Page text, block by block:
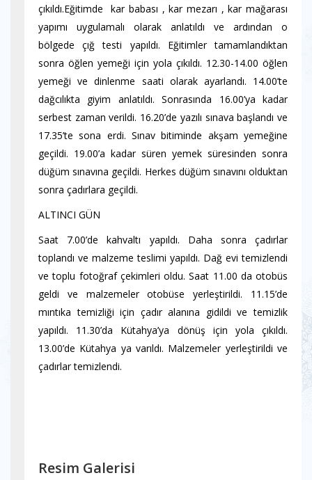
çıkıldı.Eğitimde kar babası , kar mezarı , kar mağarası
yapımı uygulamalı olarak anlatıldı ve ardından o
bölgede çığ testi yapıldı. Eğitimler tamamlandıktan
sonra öğlen yemeği için yola çıkıldı. 12.30-14.00 öğlen
yemeği ve dinlenme saati olarak ayarlandı. 14.00’te
dağcılıkta giyim anlatıldı. Sonrasında 16.00’ya kadar
serbest zaman verildi. 16.20’de yazılı sınava başlandı ve
17.35’te sona erdi. Sınav bitiminde akşam yemeğine
geçildi. 19.00’a kadar süren yemek süresinden sonra
düğüm sınavına geçildi. Herkes düğüm sınavını olduktan
sonra çadırlara geçildi.
ALTINCI GÜN
Saat 7.00’de kahvaltı yapıldı. Daha sonra çadırlar
toplandı ve malzeme teslimi yapıldı. Dağ evi temizlendi
ve toplu fotoğraf çekimleri oldu. Saat 11.00 da otobüs
geldi ve malzemeler otobüse yerleştirildi. 11.15’de
mıntıka temizliği için çadır alanına gidildi ve temizlik
yapıldı. 11.30’da Kütahya’ya dönüş için yola çıkıldı.
13.00’de Kütahya ya varıldı. Malzemeler yerleştirildi ve
çadırlar temizlendi.
Resim Galerisi